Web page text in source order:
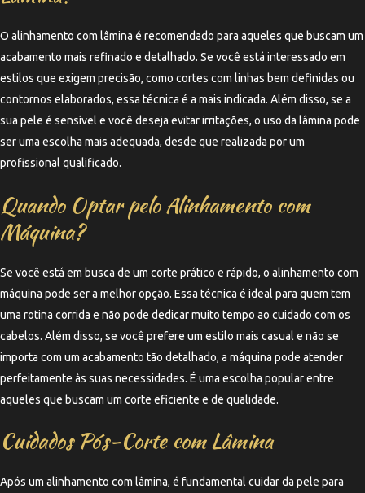
O alinhamento com lâmina é recomendado para aqueles que buscam um
acabamento mais refinado e detalhado. Se você está interessado em
estilos que exigem precisão, como cortes com linhas bem definidas ou
contornos elaborados, essa técnica é a mais indicada. Além disso, se a
sua pele é sensível e você deseja evitar irritações, o uso da lâmina pode
ser uma escolha mais adequada, desde que realizada por um
profissional qualificado.
Quando Optar pelo Alinhamento com
Máquina?
Se você está em busca de um corte prático e rápido, o alinhamento com
máquina pode ser a melhor opção. Essa técnica é ideal para quem tem
uma rotina corrida e não pode dedicar muito tempo ao cuidado com os
cabelos. Além disso, se você prefere um estilo mais casual e não se
importa com um acabamento tão detalhado, a máquina pode atender
perfeitamente às suas necessidades. É uma escolha popular entre
aqueles que buscam um corte eficiente e de qualidade.
Cuidados Pós-Corte com Lâmina
Após um alinhamento com lâmina, é fundamental cuidar da pele para